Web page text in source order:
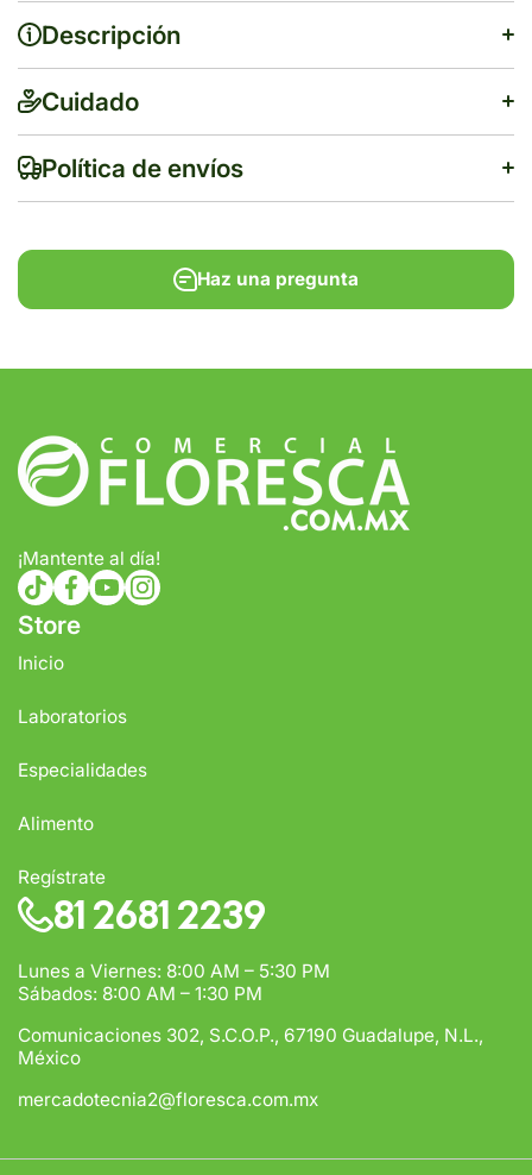
Descripción
Cuidado
Política de envíos
Tiempo de entrega estimado: 5 a 7 días hábiles
Gratis en compras de $1,000 o más.
Haz una pregunta
¡Mantente al día!
tiktokcom/@comercialfloresca
facebookcom/FlorescaOficial
youtubecom/@florescaoficial4155
instagramcom/florescaoficial/
Store
Inicio
Laboratorios
Especialidades
Alimento
Regístrate
81 2681 2239
Lunes a Viernes: 8:00 AM – 5:30 PM
Sábados: 8:00 AM – 1:30 PM
Comunicaciones 302, S.C.O.P., 67190 Guadalupe, N.L.,
México
mercadotecnia2@floresca.com.mx